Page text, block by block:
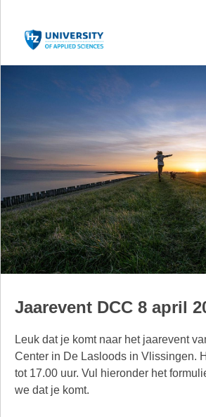
Jaarevent DCC 8 april
Leuk dat je komt naar het jaarevent
Center in De Lasloods in Vlissingen.
tot 17.00 uur. Vul hieronder het
we dat je komt.